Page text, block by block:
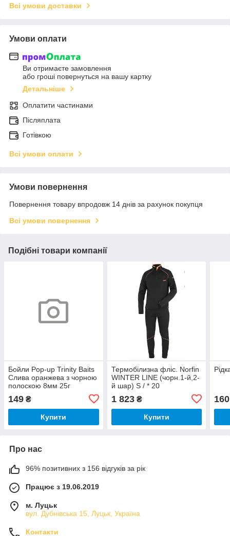
Всі умови доставки
Умови оплати
Ви отримаєте замовлення
або гроші повернуться на вашу картку
Детальніше
Оплатити частинами
Післяплата
Готівкою
Всі умови оплати
Умови повернення
Повернення товару впродовж 14 днів за рахунок покупця
Всі умови повернення
Подібні товари компанії
Бойли Pop-up Trinity Baits
Слива оранжева з чорною
полоскою 8мм 25г
149 ₴
Купити
Термобілизна фліс. Norfin
WINTER LINE (чорн.1-й,2-
й шар) S / * 20
1 823₴
Купити
160
Про нас
96% позитивних з 156 відгуків за рік
Працює з 19.06.2019
м. Луцьк
вул. Дубнівська 15, Луцьк, Україна
Контакти